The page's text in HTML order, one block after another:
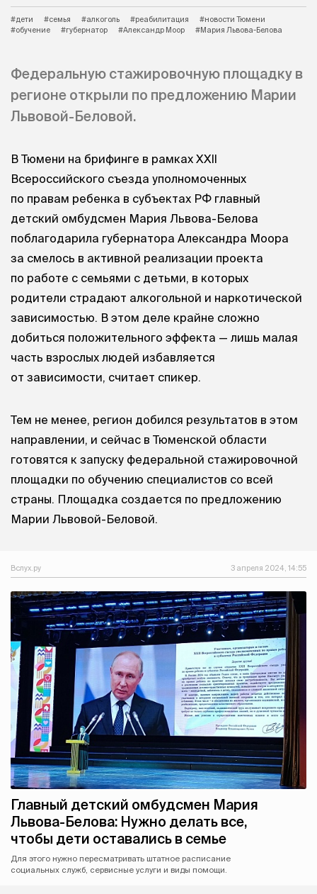
#дети #семья #алкоголь #реабилитация
#новости Тюмени
#обучение
#губернатор #Александр Моор #Мария Львова-Белова
Федеральную стажировочную площадку в
регионе открыли по предложению Марии
Львовой-Беловой.
В Тюмени на брифинге в рамках XXII
Всероссийского съезда уполномоченных
по правам ребенка в субъектах РФ главный
детский омбудсмен Мария Львова-Белова
поблагодарила губернатора Александра Моора
за смелось в активной реализации проекта
по работе с семьями с детьми, в которых
родители страдают алкогольной и наркотической
зависимостью. В этом деле крайне сложно
добиться положительного эффекта — лишь малая
часть взрослых людей избавляется
от зависимости, считает спикер.
Тем не менее, регион добился результатов в этом
направлении, и сейчас в Тюменской области
готовятся к запуску федеральной стажировочной
площадки по обучению специалистов со всей
страны. Площадка создается по предложению
Марии Львовой-Беловой.
Вслух.ру 3 апреля 2024, 14:55
Главный детский омбудсмен Мария
Львова-Белова: Нужно делать все,
чтобы дети оставались в семье
Для этого нужно пересматривать штатное расписание
социальных служб, сервисные услуги и виды помощи.